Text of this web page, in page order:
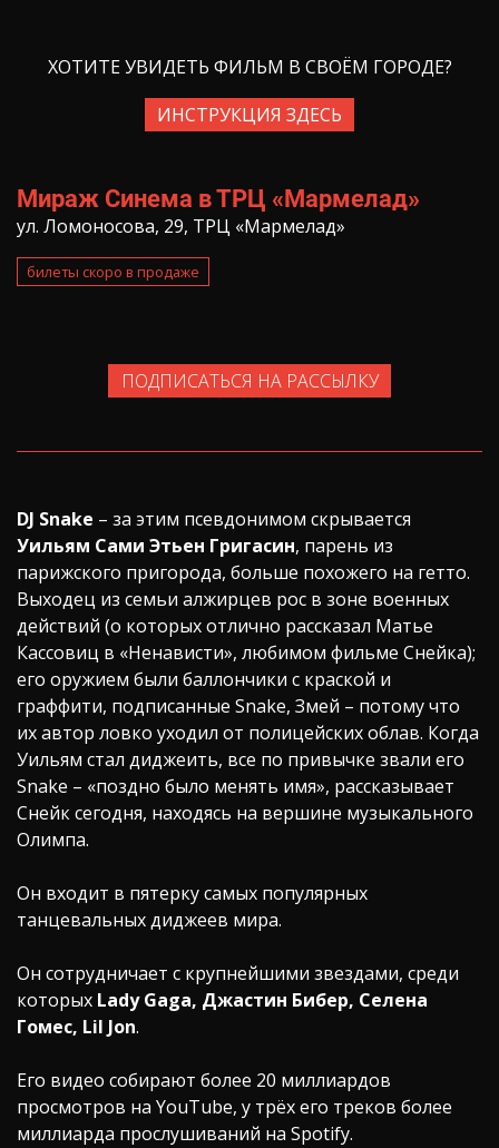
ХОТИТЕ УВИДЕТЬ ФИЛЬМ В СВОЁМ ГОРОДЕ?
ИНСТРУКЦИЯ ЗДЕСЬ
Мираж Синема в ТРЦ «Мармелад»
ул. Ломоносова, 29, ТРЦ «Мармелад»
билеты скоро в продаже
ПОДПИСАТЬСЯ НА РАССЫЛКУ
DJ Snake – за этим псевдонимом скрывается
Уильям Сами Этьен Григасин, парень из
парижского пригорода, больше похожего на гетто.
Выходец из семьи алжирцев рос в зоне военных
действий (о которых отлично рассказал Матье
Кассовиц в «Ненависти», любимом фильме Снейка);
его оружием были баллончики с краской и
граффити, подписанные Snake, Змей – потому что
их автор ловко уходил от полицейских облав. Когда
Уильям стал диджеить, все по привычке звали его
Snake – «поздно было менять имя», рассказывает
Снейк сегодня, находясь на вершине музыкального
Олимпа.
Он входит в пятерку самых популярных
танцевальных диджеев мира.
Он сотрудничает с крупнейшими звездами, среди
которых Lady Gaga, Джастин Бибер, Селена
Гомес, Lil Jon.
Его видео собирают более 20 миллиардов
просмотров на YouTube, у трёх его треков более
миллиарда прослушиваний на Spotify.